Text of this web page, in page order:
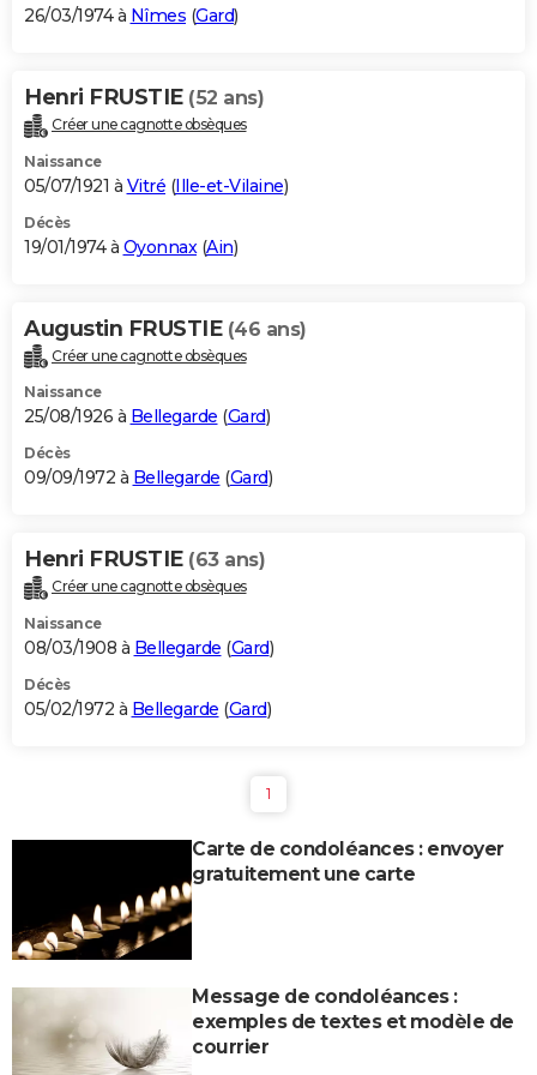
26/03/1974 à Nîmes (Gard)
Henri FRUSTIE (52 ans)
Créer une cagnotte obsèques
Naissance
05/07/1921 à Vitré (Ille-et-Vilaine)
Décès
19/01/1974 à Oyonnax (Ain)
Augustin FRUSTIE (46 ans)
Créer une cagnotte obsèques
Naissance
25/08/1926 à Bellegarde (Gard)
Décès
09/09/1972 à Bellegarde (Gard)
Henri FRUSTIE (63 ans)
Créer une cagnotte obsèques
Naissance
08/03/1908 à Bellegarde (Gard)
Décès
05/02/1972 à Bellegarde (Gard)
1
Carte de condoléances : envoyer
gratuitement une carte
Message de condoléances :
exemples de textes et modèle de
courrier